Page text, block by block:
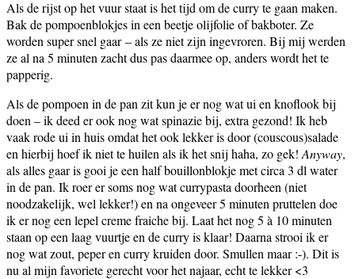
Als de rijst op het vuur staat is het tijd om de curry te gaan maken.
Bak de pompoenblokjes in een beetje olijfolie of bakboter. Ze
worden super snel gaar – als ze niet zijn ingevroren. Bij mij werden
ze al na 5 minuten zacht dus pas daarmee op, anders wordt het te
papperig.
Als de pompoen in de pan zit kun je er nog wat ui en knoflook bij
doen – ik deed er ook nog wat spinazie bij, extra gezond! Ik heb
vaak rode ui in huis omdat het ook lekker is door (couscous)salade
en hierbij hoef ik niet te huilen als ik het snij haha, zo gek! Anyway,
als alles gaar is gooi je een half bouillonblokje met circa 3 dl water
in de pan. Ik roer er soms nog wat currypasta doorheen (niet
noodzakelijk, wel lekker!) en na ongeveer 5 minuten pruttelen doe
ik er nog een lepel creme fraiche bij. Laat het nog 5 à 10 minuten
staan op een laag vuurtje en de curry is klaar! Daarna strooi ik er
nog wat zout, peper en curry kruiden door. Smullen maar :-). Dit is
nu al mijn favoriete gerecht voor het najaar, echt te lekker <3